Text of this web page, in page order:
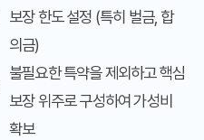
보장 한도 설정 (특히 벌금, 합
의금)
불필요한 특약을 제외하고 핵심
보장 위주로 구성하여 가성비
확보